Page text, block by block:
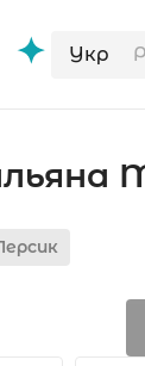
Укр